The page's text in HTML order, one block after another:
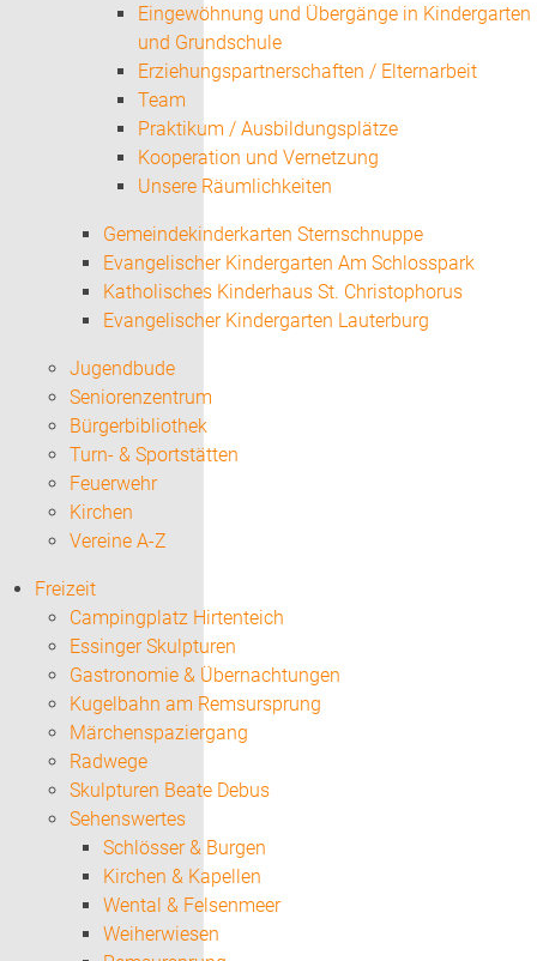
Eingewöhnung und Übergänge in Kindergarten
und Grundschule
Erziehungspartnerschaften / Elternarbeit
Team
Praktikum / Ausbildungsplätze
Kooperation und Vernetzung
Unsere Räumlichkeiten
Gemeindekinderkarten Sternschnuppe
Evangelischer Kindergarten Am Schlosspark
Katholisches Kinderhaus St. Christophorus
Evangelischer Kindergarten Lauterburg
Jugendbude
Seniorenzentrum
Bürgerbibliothek
Turn- & Sportstätten
Feuerwehr
Kirchen
Vereine A-Z
Freizeit
Campingplatz Hirtenteich
Essinger Skulpturen
Gastronomie & Übernachtungen
Kugelbahn am Remsursprung
Märchenspaziergang
Radwege
Skulpturen Beate Debus
Sehenswertes
Schlösser & Burgen
Kirchen & Kapellen
Wental & Felsenmeer
Weiherwiesen